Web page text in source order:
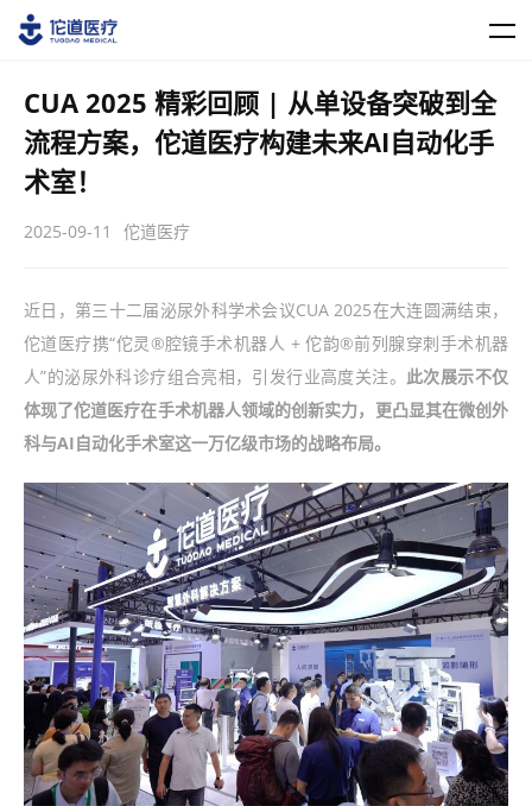
CUA 2025 精彩回顾 | 从单设备突破到全
流程方案，佗道医疗构建未来AI自动化手
术室！
2025-09-11 佗道医疗
近日，第三十二届泌尿外科学术会议CUA 2025在大连圆满结束，
佗道医疗携“佗灵®腔镜手术机器人 + 佗韵®前列腺穿刺手术机器
人”的泌尿外科诊疗组合亮相，引发行业高度关注。 此次展示不仅
体现了佗道医疗在手术机器人领域的创新实力，更凸显其在微创外
科与AI自动化手术室这一万亿级市场的战略布局。